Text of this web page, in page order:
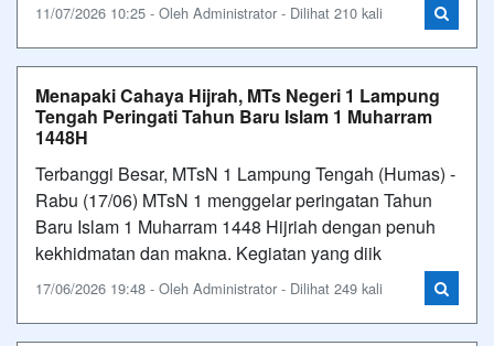
11/07/2026 10:25 - Oleh Administrator - Dilihat 210 kali
Menapaki Cahaya Hijrah, MTs Negeri 1 Lampung
Tengah Peringati Tahun Baru Islam 1 Muharram
1448H
Terbanggi Besar, MTsN 1 Lampung Tengah (Humas) -
Rabu (17/06) MTsN 1 menggelar peringatan Tahun
Baru Islam 1 Muharram 1448 Hijriah dengan penuh
kekhidmatan dan makna. Kegiatan yang diik
17/06/2026 19:48 - Oleh Administrator - Dilihat 249 kali